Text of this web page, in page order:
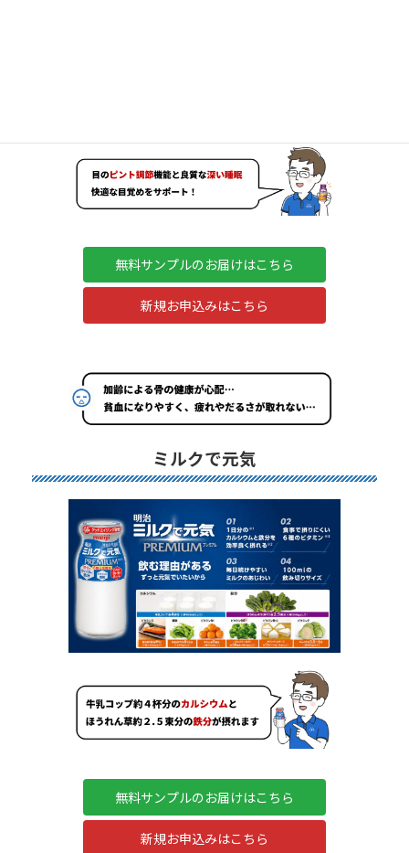
無料サンプルのお届けはこちら
新規お申込みはこちら
ミルクで元気
無料サンプルのお届けはこちら
新規お申込みはこちら